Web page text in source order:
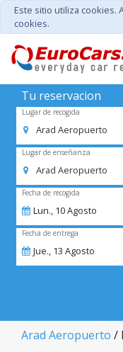
Este sitio utiliza cookies.
cookies.
Tu reservacion
Lugar de recogida
Arad Aeropuerto
Lugar de enseñanza
Arad Aeropuerto
Fecha de recogida
Lun., 10Agosto
Fecha de entrega
Jue., 13 Agosto
Arad Aeropuerto /